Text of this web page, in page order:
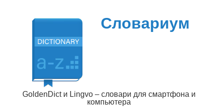
содержимому
Словариум
GoldenDict и Lingvo – словари для смартфона и
компьютера